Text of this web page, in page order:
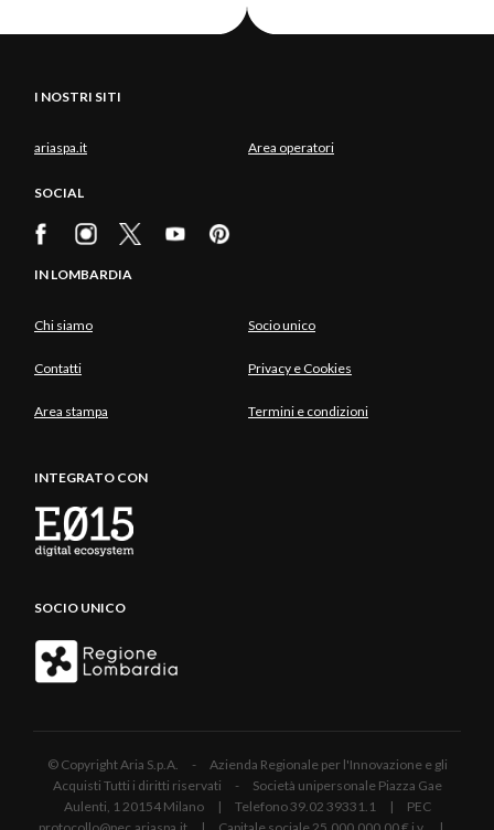
I NOSTRI SITI
ariaspa.it Area operatori
SOCIAL
IN LOMBARDIA
Chi siamo Socio unico
Contatti Privacy e Cookies
Area stampa Termini e condizioni
INTEGRATO CON
SOCIO UNICO
© Copyright Aria S.p.A. - Azienda Regionale per l'Innovazione e gli
Acquisti Tutti i diritti riservati - Società unipersonale Piazza Gae
Aulenti, 1 20154 Milano | Telefono 39.02 39331.1 | PEC